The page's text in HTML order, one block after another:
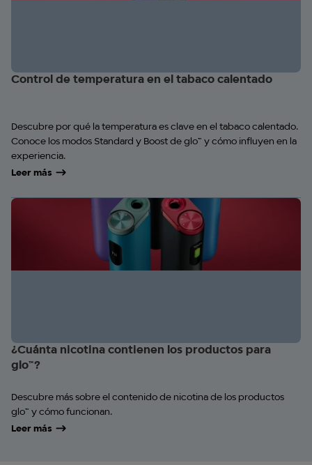
Control de temperatura en el tabaco calentado
Descubre por qué la temperatura es clave en el tabaco calentado.
Conoce los modos Standard y Boost de glo™ y cómo influyen en la
experiencia.
Leer más
¿Cuánta nicotina contienen los productos para
glo™?
Descubre más sobre el contenido de nicotina de los productos
glo™ y cómo funcionan.
Leer más